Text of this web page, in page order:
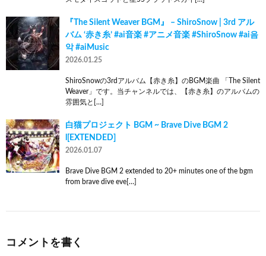
『The Silent Weaver BGM』 – ShiroSnow | 3rd アル
バム ‘赤き糸’ #ai音楽​ #アニメ音楽​ #ShiroSnow​ #ai음
악​ #aiMusic​
2026.01.25
ShiroSnowの3rdアルバム【赤き糸】のBGM楽曲 「The Silent
Weaver」です。当チャンネルでは、【赤き糸】のアルバムの
雰囲気と[…]
白猫プロジェクト BGM ~ Brave Dive BGM 2
l[EXTENDED]
2026.01.07
Brave Dive BGM 2 extended to 20+ minutes one of the bgm
from brave dive eve[…]
コメントを書く